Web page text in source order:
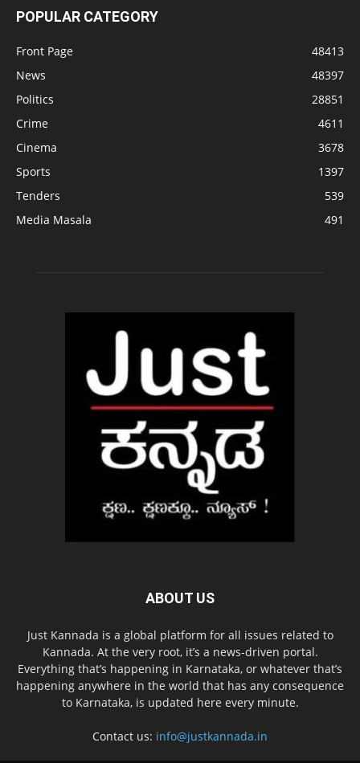
POPULAR CATEGORY
Front Page
48413
News
48397
Politics
28851
Crime
4611
Cinema
3678
Sports
1397
Tenders
539
Media Masala
491
ABOUT US
Just Kannada is a global platform for all issues related to
Kannada. At the very root, it’s a news-driven portal.
Everything that’s happening in Karnataka, or whatever that’s
happening anywhere in the world that has any consequence
to Karnataka, is updated here every minute.
Contact us: info@justkannada.in